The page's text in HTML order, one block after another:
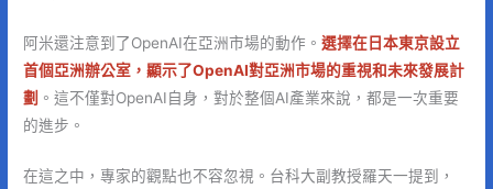
阿米還注意到了OpenAI在亞洲市場的動作。選擇在日本東京設立
首個亞洲辦公室，顯示了OpenAI對亞洲市場的重視和未來發展計
劃 。這不僅對OpenAI自身，對於整個AI產業來說，都是一次重要
的進步。
在這之中，專家的觀點也不容忽視。台科大副教授羅天一提到，